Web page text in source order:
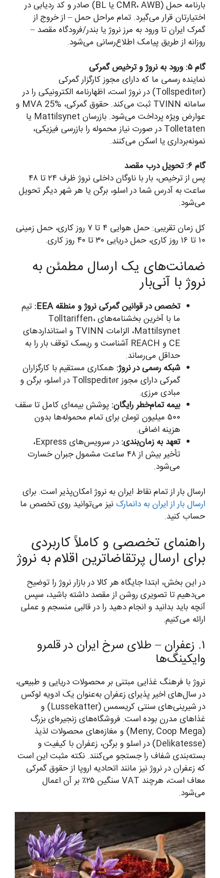
بارنامه حمل (CMR، AWB یا BL) صادر و کد ردیابی در
اختیارتان قرار می‌گیرد. تمام مراحل حمل – از خروج از
گمرک ایران تا ورود به مرز نروژ یا بندر/فرودگاه مقصد –
روزانه از طریق پیامک اطلاع‌رسانی می‌شود.
گام ۵: ورود به نروژ و ترخیص گمرکی
نماینده رسمی ما که دارای مجوز کارگزار گمرکی
(Tollspeditør) در نروژ است، اظهارنامه الکترونیکی را در
سامانه TVINN ثبت می‌کند. حقوق گمرکی، MVA 25% و
عوارض ویژه پرداخت می‌شود. بازرسان Mattilsynet یا
Tolletaten در صورت نیاز محموله را بازرسی فیزیکی،
نمونه‌برداری یا اسکن می‌کنند.
گام ۶: تحویل درب مقصد
پس از ترخیص، بار با ناوگان داخلی نروژ ظرف ۲۴ تا ۴۸
ساعت به آدرس شما در اسلو، برگن یا هر شهر دیگر تحویل
می‌شود.
کل زمان تقریبی: حمل هوایی ۴ تا ۷ روز کاری، حمل زمینی
۱۰ تا ۱۶ روز کاری، حمل دریایی ۳۰ تا ۴۰ روز کاری.
ضمانت‌های یک ارسال مطمئن به
نروژ با آنی‌بار
تخصص در قوانین گمرکی نروژ و منطقه EEA:
تیم
ما با آخرین بخشنامه‌های Tolltariffen،
Mattilsynet، الزامات TVINN و استانداردهای
CE و REACH آشناست و ریسک توقف بار را به
حداقل می‌رساند.
شبکه رسمی در نروژ: همکاری مستقیم با کارگزاران
گمرکی دارای مجوز Tollspeditør در اسلو، برگن و
مبادی مرزی.
بیمه تمام‌خطر رایگان: پوشش بیمه‌ای کامل تا سقف
۵۰۰ میلیون تومان برای تمام محموله‌ها بدون
هزینه اضافی.
تعهد به زمان‌بندی:
در سرویس‌های Express،
تأخیر بیش از ۴۸ ساعت مشمول جبران خسارت
می‌شود.
ارسال بار از تمام نقاط ایران به نروژ امکان‌پذیر است. برای
ارسال بار از ایران به دانمارک نیز می‌توانید روی تخصص ما
حساب کنید.
راهنمای تخصصی و کاملاً کاربردی
برای ارسال پرتقاضاترین اقلام به نروژ
در این بخش، ابتدا جایگاه هر کالا در بازار نروژ را توضیح
می‌دهیم تا تصویری روشن از مقصد داشته باشید، سپس
آنچه باید بدانید و انجام دهید را در قالبی منسجم و عملی
ارائه می‌کنیم.
۱. زعفران – طلای سرخ ایران در قلمرو
وایکینگ‌ها
نروژ با فرهنگ غذایی مبتنی بر محصولات دریایی و طبیعی،
در سال‌های اخیر پذیرای زعفران به‌عنوان یک ادویه لوکس
در شیرینی‌های سنتی کریسمس (Lussekatter) و
غذاهای مدرن بوده است. فروشگاه‌های زنجیره‌ای بزرگ
(Meny, Coop Mega) و مغازه‌های محصولات لذیذ
(Delikatesse) در اسلو و برگن، زعفران با کیفیت و
بسته‌بندی شفاف را جستجو می‌کنند. نکته مثبت این است
که زعفران در نروژ نیز مانند اتحادیه اروپا از حقوق گمرکی
معاف است، هرچند VAT سنگین ۲۵٪ بر آن اعمال
می‌شود.